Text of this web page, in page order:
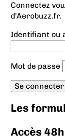
Connectez
d'Aerobuzz.fr.
Identifiant ou
Mot de passe
Les
Accès 48h